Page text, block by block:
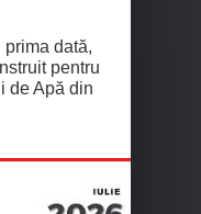
dată,
pentru
de Apă din